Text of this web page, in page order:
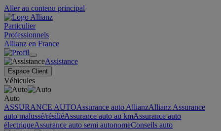
Aller au contenu principal
Particulier
Professionnels
Allianz en France
Assistance
Espace Client
Véhicules
Auto
ASSURANCE AUTOAssurance auto AllianzAllianz Assurance
auto malussé/résiliéAssurance auto au kmAssurance auto
électriqueAssurance auto semi autonomeConseils auto